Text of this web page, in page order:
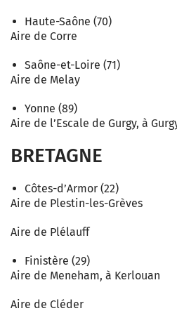
Haute-Saône (70)
Aire de Corre
Saône-et-Loire (71)
Aire de Melay
Yonne (89)
Aire de l’Escale de Gurgy, à
BRETAGNE
Côtes-d’Armor (22)
Aire de Plestin-les-Grèves
Aire de Plélauff
Finistère (29)
Aire de Meneham, à Kerlouan
Aire de Cléder